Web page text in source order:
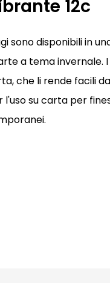
12c
sono disponibili in
a tema invernale.
che li rende facili
l'uso su carta per